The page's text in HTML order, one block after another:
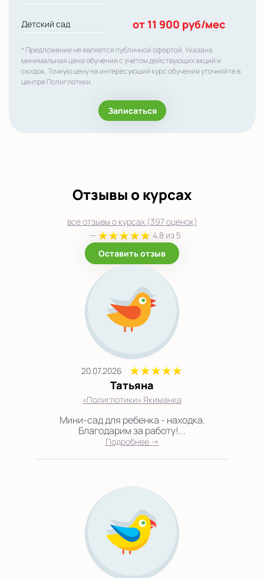
Детский сад от 11 900 руб/мес
* Предложение не является публичной офертой. Указана
минимальная цена обучения с учетом действующих акций и
скидок. Точную цену на интересующий курс обучения уточняйте в
центре Полиглотики.
Записаться
Отзывы о курсах
все отзывы о курсах (397 оценок)
—
4.8 из 5
Оставить отзыв
20.07.2026
Татьяна
«Полиглотики» Якиманка
Мини-сад для ребенка - находка.
Благодарим за работу!...
Подробнее →